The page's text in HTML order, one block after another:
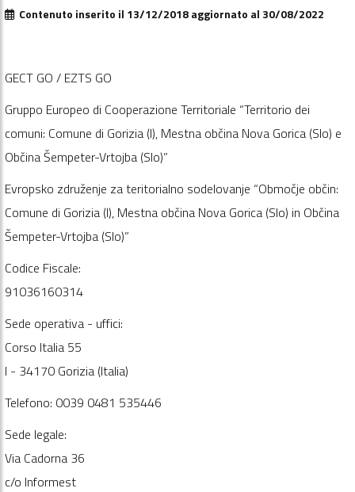
Contenuto inserito il 13/12/2018 aggiornato al 30/08/2022
GECT GO / EZTS GO
Gruppo Europeo di Cooperazione Territoriale “Territorio dei
comuni: Comune di Gorizia (I), Mestna občina Nova Gorica (Slo) e
Občina Šempeter-Vrtojba (Slo)”
Evropsko združenje za teritorialno sodelovanje “Območje občin:
Comune di Gorizia (I), Mestna občina Nova Gorica (Slo) in Občina
Šempeter-Vrtojba (Slo)”
Codice Fiscale:
91036160314
Sede operativa - uffici:
Corso Italia 55
I - 34170 Gorizia (Italia)
Telefono: 0039 0481 535446
Sede legale:
Via Cadorna 36
c/o Informest